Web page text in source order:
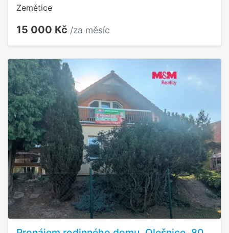
Zemětice
15 000 Kč /za měsíc